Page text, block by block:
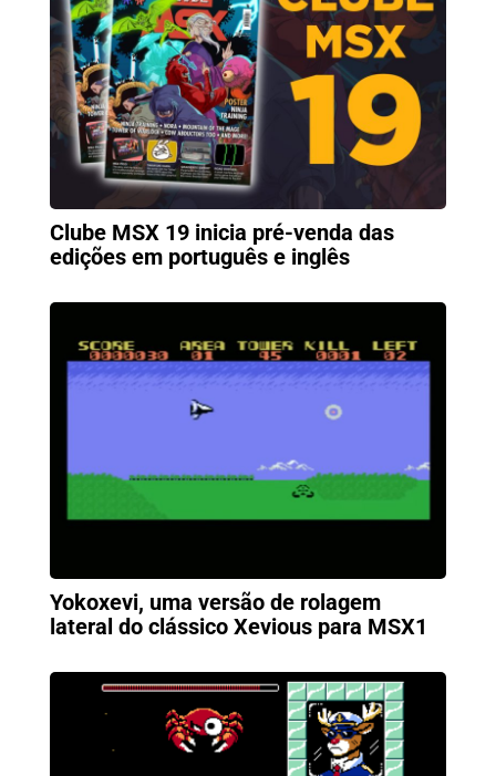
Clube MSX 19 inicia pré-venda das
edições em português e inglês
Yokoxevi, uma versão de rolagem
lateral do clássico Xevious para MSX1